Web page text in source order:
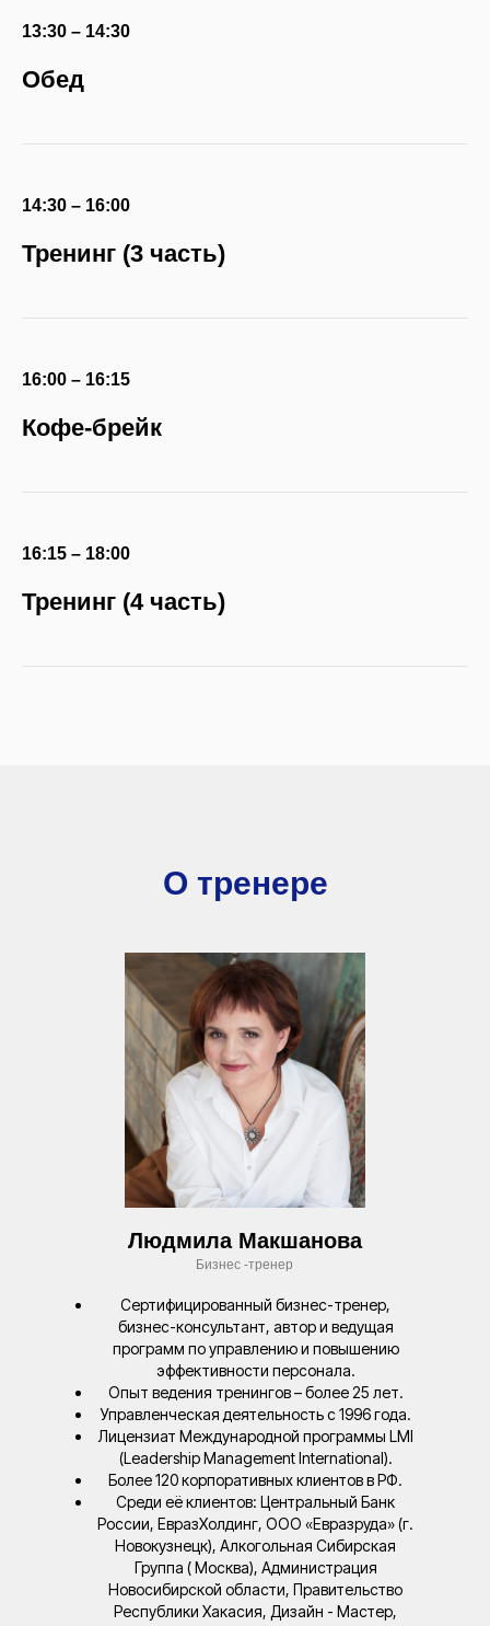
13:30 – 14:30
Обед
14:30 – 16:00
Тренинг (3 часть)
16:00 – 16:15
Кофе-брейк
16:15 – 18:00
Тренинг (4 часть)
О тренере
Людмила Макшанова
Бизнес -тренер
Сертифицированный бизнес-тренер,
бизнес-консультант, автор и ведущая
программ по управлению и повышению
эффективности персонала.
Опыт ведения тренингов – более 25 лет.
Управленческая деятельность с 1996 года.
Лицензиат Международной программы LMI
(Leadership Management International).
Более 120 корпоративных клиентов в РФ.
Среди её клиентов: Центральный Банк
России, ЕвразХолдинг, ООО «Евразруда» (г.
Новокузнецк), Алкогольная Сибирская
Группа ( Москва), Администрация
Новосибирской области, Правительство
Республики Хакасия, Дизайн - Мастер,